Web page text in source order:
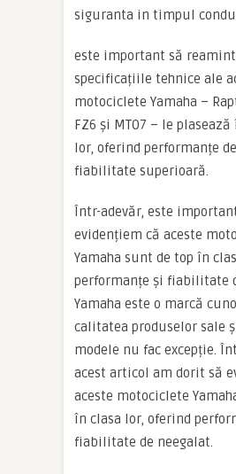
siguranta in timpul
este important să
specificațiile tehnice ale
motociclete Yamaha –
FZ6 și MT07 – le
lor, oferind performanțe
fiabilitate superioară.
Într-adevăr, este
evidențiem că aceste
Yamaha sunt de top în
performanțe și fiabilitate
Yamaha este o marcă
calitatea produselor sale
modele nu fac excepție.
acest articol am dorit să
aceste motociclete
în clasa lor, oferind
fiabilitate de neegalat.